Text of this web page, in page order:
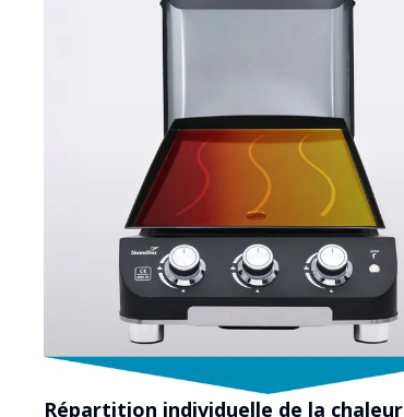
Répartition individuelle de la chaleur